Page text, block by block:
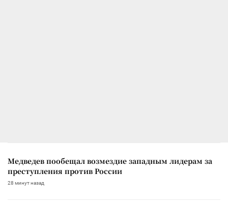
Медведев пообещал возмездие западным лидерам за
преступления против России
28 минут назад